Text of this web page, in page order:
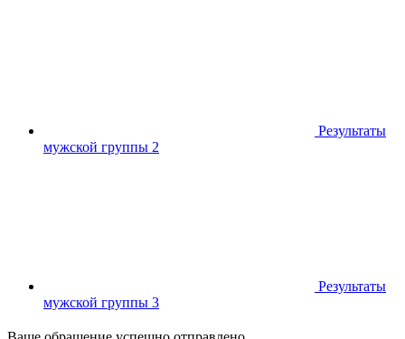
Результаты
мужской группы 2
Результаты
мужской группы 3